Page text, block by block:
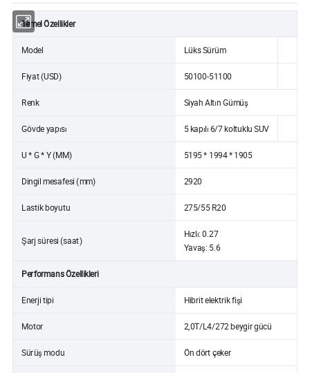
Temel Özellikler
Model Lüks Sürüm
Fiyat (USD) 50100-51100
Renk Siyah Altın Gümüş
Gövde yapısı 5 kapılı 6/7 koltuklu SUV
U * G * Y (MM) 5195 * 1994 * 1905
Dingil mesafesi (mm) 2920
Lastik boyutu 275/55 R20
Şarj süresi (saat)
Hızlı: 0.27
Yavaş: 5.6
Performans Özellikleri
Enerji tipi Hibrit elektrik fişi
Motor 2,0T/L4/272 beygir gücü
Sürüş modu Ön dört çeker